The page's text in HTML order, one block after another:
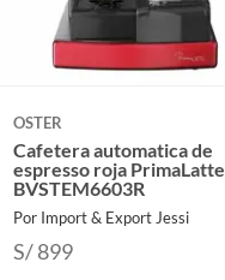
OSTER
Cafetera automatica de
espresso roja PrimaLatte
BVSTEM6603R
Por Import & Export Jessi
S/ 899